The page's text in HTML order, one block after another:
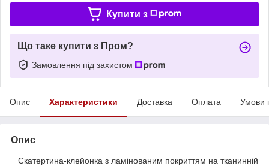
Купити з
Що таке купити з Пром?
Замовлення під захистом
Опис Характеристики Доставка Оплата Умови
Опис
Скатертина-клейонка з ламінованим покриттям на тканинній